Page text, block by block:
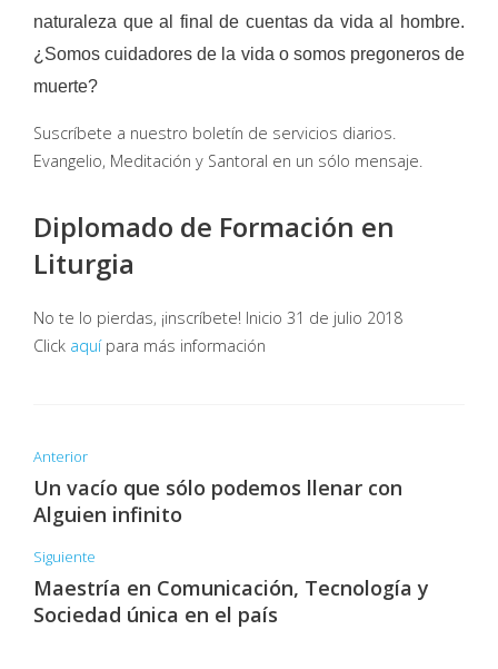
naturaleza que al final de cuentas da vida al hombre.
¿Somos cuidadores de la vida o somos pregoneros de
muerte?
Suscríbete a nuestro boletín de servicios diarios.
Evangelio, Meditación y Santoral en un sólo mensaje.
Diplomado de Formación en
Liturgia
No te lo pierdas, ¡inscríbete! Inicio 31 de julio 2018
Click aquípara más información
Anterior
Un vacío que sólo podemos llenar con
Alguien infinito
Siguiente
Maestría en Comunicación, Tecnología y
Sociedad única en el país